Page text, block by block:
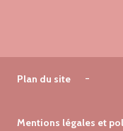
Plan du site
Mentions légales et